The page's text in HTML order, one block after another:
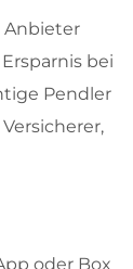
Anbieter
bei
Pendler
oder Box